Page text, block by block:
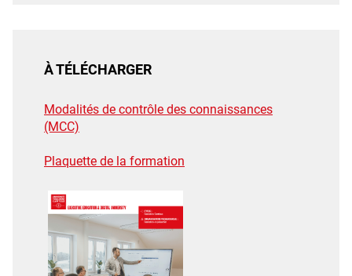
À TÉLÉCHARGER
Modalités de contrôle des connaissances
(MCC)
Plaquette de la formation